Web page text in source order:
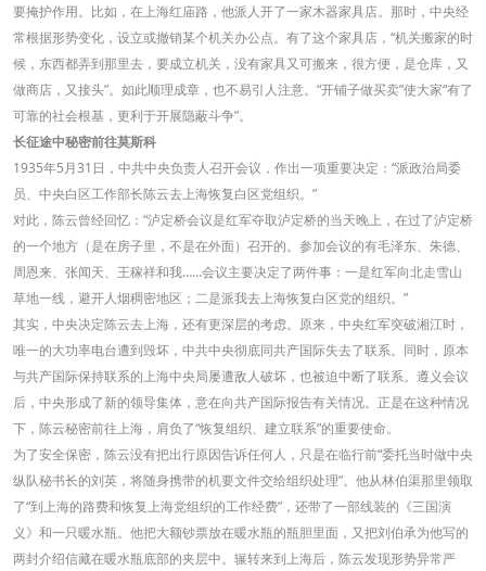
要掩护作用。比如，在上海红庙路，他派人开了一家木器家具店。那时，中央经
常根据形势变化，设立或撤销某个机关办公点。有了这个家具店，“机关搬家的时
候，东西都弄到那里去，要成立机关，没有家具又可搬来，很方便，是仓库，又
做商店，又接头”。如此顺理成章，也不易引人注意。“开铺子做买卖”使大家“有了
可靠的社会根基，更利于开展隐蔽斗争”。
长征途中秘密前往莫斯科
1935年5月31日，中共中央负责人召开会议，作出一项重要决定：“派政治局委
员、中央白区工作部长陈云去上海恢复白区党组织。”
对此，陈云曾经回忆：“泸定桥会议是红军夺取泸定桥的当天晚上，在过了泸定桥
的一个地方（是在房子里，不是在外面）召开的。参加会议的有毛泽东、朱德、
周恩来、张闻天、王稼祥和我……会议主要决定了两件事：一是红军向北走雪山
草地一线，避开人烟稠密地区；二是派我去上海恢复白区党的组织。”
其实，中央决定陈云去上海，还有更深层的考虑。原来，中央红军突破湘江时，
唯一的大功率电台遭到毁坏，中共中央彻底同共产国际失去了联系。同时，原本
与共产国际保持联系的上海中央局屡遭敌人破坏，也被迫中断了联系。遵义会议
后，中央形成了新的领导集体，意在向共产国际报告有关情况。正是在这种情况
下，陈云秘密前往上海，肩负了“恢复组织、建立联系”的重要使命。
为了安全保密，陈云没有把出行原因告诉任何人，只是在临行前“委托当时做中央
纵队秘书长的刘英，将随身携带的机要文件交给组织处理”。他从林伯渠那里领取
了“到上海的路费和恢复上海党组织的工作经费”，还带了一部线装的《三国演
义》和一只暖水瓶。他把大额钞票放在暖水瓶的瓶胆里面，又把刘伯承为他写的
两封介绍信藏在暖水瓶底部的夹层中。辗转来到上海后，陈云发现形势异常严